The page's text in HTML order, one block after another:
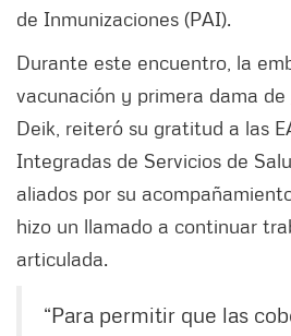
de Inmunizaciones (PAI).
Durante este encuentro, la
vacunación y primera dama de
Deik, reiteró su gratitud a las
Integradas de Servicios de
aliados por su
hizo un llamado a continuar
articulada.
“Para permitir que las